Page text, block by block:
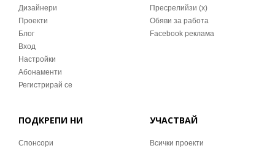
Дизайнери
Проекти
Блог
Вход
Настройки
Абонаменти
Регистрирай се
Пресрелийзи (x)
Обяви за работа
Facebook реклама
ПОДКРЕПИ НИ
Спонсори
УЧАСТВАЙ
Всички проекти